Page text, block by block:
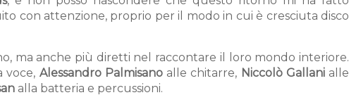
con attenzione, proprio per il modo in cui è cresciuta disco
ma anche più diretti nel raccontare il loro mondo interiore.
voce, Alessandro Palmisanoalle chitarre, Niccolò Gallanialle
alla batteria e percussioni.